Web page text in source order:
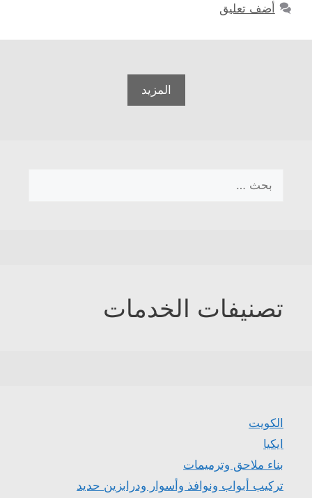
أضف تعليق
المزيد
عن:
تصنيفات الخدمات
الكويت
ايكيا
بناء ملاحق وترميمات
تركيب أبواب ونوافذ وأسوار ودرابزين حديد